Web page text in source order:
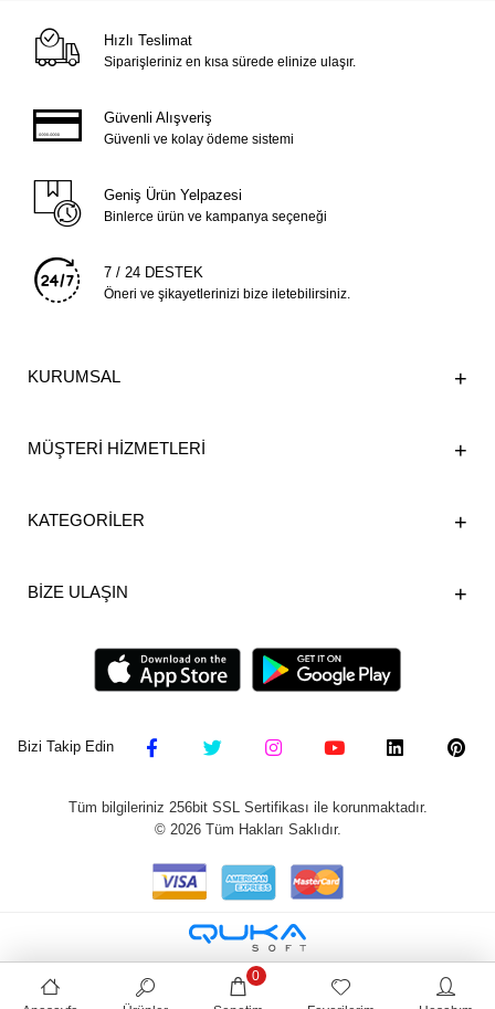
Hızlı Teslimat
Siparişleriniz en kısa sürede elinize ulaşır.
Güvenli Alışveriş
Güvenli ve kolay ödeme sistemi
Geniş Ürün Yelpazesi
Binlerce ürün ve kampanya seçeneği
7 / 24 DESTEK
Öneri ve şikayetlerinizi bize iletebilirsiniz.
KURUMSAL
MÜŞTERİ HİZMETLERİ
KATEGORİLER
BİZE ULAŞIN
Bizi Takip Edin
Tüm bilgileriniz 256bit SSL Sertifikası ile korunmaktadır.
© 2026Tüm Hakları Saklıdır.
0